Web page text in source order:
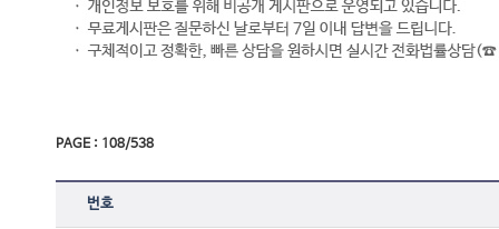
PAGE : 108/538
번호